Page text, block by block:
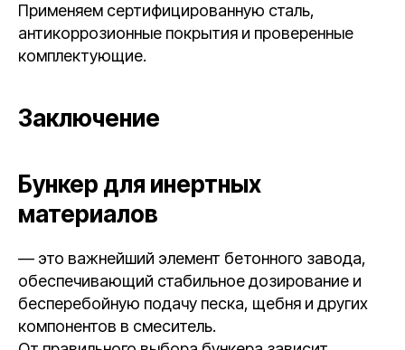
Применяем сертифицированную сталь,
антикоррозионные покрытия и проверенные
комплектующие.
Заключение
Бункер для инертных
материалов
— это важнейший элемент бетонного завода,
обеспечивающий стабильное дозирование и
бесперебойную подачу песка, щебня и других
компонентов в смеситель.